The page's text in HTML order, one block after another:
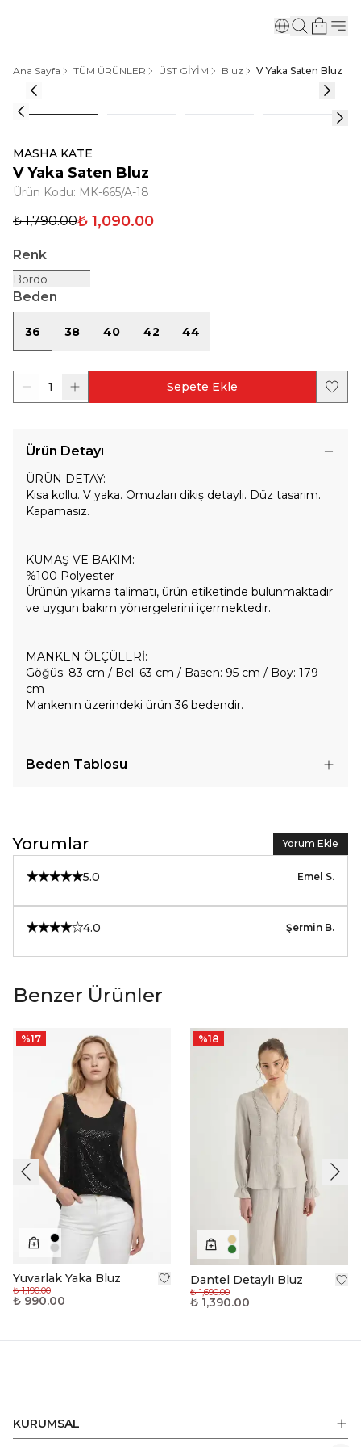
Ana Sayfa TÜM ÜRÜNLER ÜST GİYİM Bluz V Yaka Saten Bluz
MASHA KATE
V Yaka Saten Bluz
Ürün Kodu: MK-665/A-18
₺ 1,790.00₺ 1,090.00
Renk
Bordo
Beden
36 38 40 42 44
1 Sepete Ekle
Ürün Detayı
ÜRÜN DETAY:
Kısa kollu. V yaka. Omuzları dikiş detaylı. Düz tasarım.
Kapamasız.
KUMAŞ VE BAKIM:
%100 Polyester
Ürünün yıkama talimatı, ürün etiketinde bulunmaktadır
ve uygun bakım yönergelerini içermektedir.
MANKEN ÖLÇÜLERİ:
Göğüs: 83 cm / Bel: 63 cm / Basen: 95 cm / Boy: 179
cm
Mankenin üzerindeki ürün 36 bedendir.
Beden Tablosu
Yorumlar Yorum Ekle
5.0 Emel S.
4.0 Şermin B.
Benzer Ürünler
%17
Yuvarlak Yaka Bluz
₺ 1,190.00
₺ 990.00
%18
Dantel Detaylı Bluz
₺ 1,690.00
₺ 1,390.00
KURUMSAL